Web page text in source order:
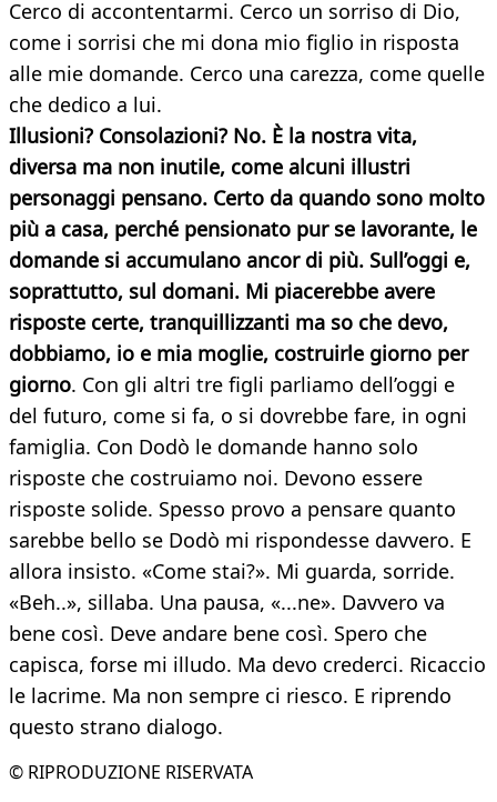
Cerco di accontentarmi. Cerco un sorriso di Dio,
come i sorrisi che mi dona mio figlio in risposta
alle mie domande. Cerco una carezza, come quelle
che dedico a lui.
Illusioni? Consolazioni? No. È la nostra vita,
diversa ma non inutile, come alcuni illustri
personaggi pensano. Certo da quando sono molto
più a casa, perché pensionato pur se lavorante, le
domande si accumulano ancor di più. Sull’oggi e,
soprattutto, sul domani. Mi piacerebbe avere
risposte certe, tranquillizzanti ma so che devo,
dobbiamo, io e mia moglie, costruirle giorno per
giorno. Con gli altri tre figli parliamo dell’oggi e
del futuro, come si fa, o si dovrebbe fare, in ogni
famiglia. Con Dodò le domande hanno solo
risposte che costruiamo noi. Devono essere
risposte solide. Spesso provo a pensare quanto
sarebbe bello se Dodò mi rispondesse davvero. E
allora insisto. «Come stai?». Mi guarda, sorride.
«Beh..», sillaba. Una pausa, «...ne». Davvero va
bene così. Deve andare bene così. Spero che
capisca, forse mi illudo. Ma devo crederci. Ricaccio
le lacrime. Ma non sempre ci riesco. E riprendo
questo strano dialogo.
© RIPRODUZIONE RISERVATA